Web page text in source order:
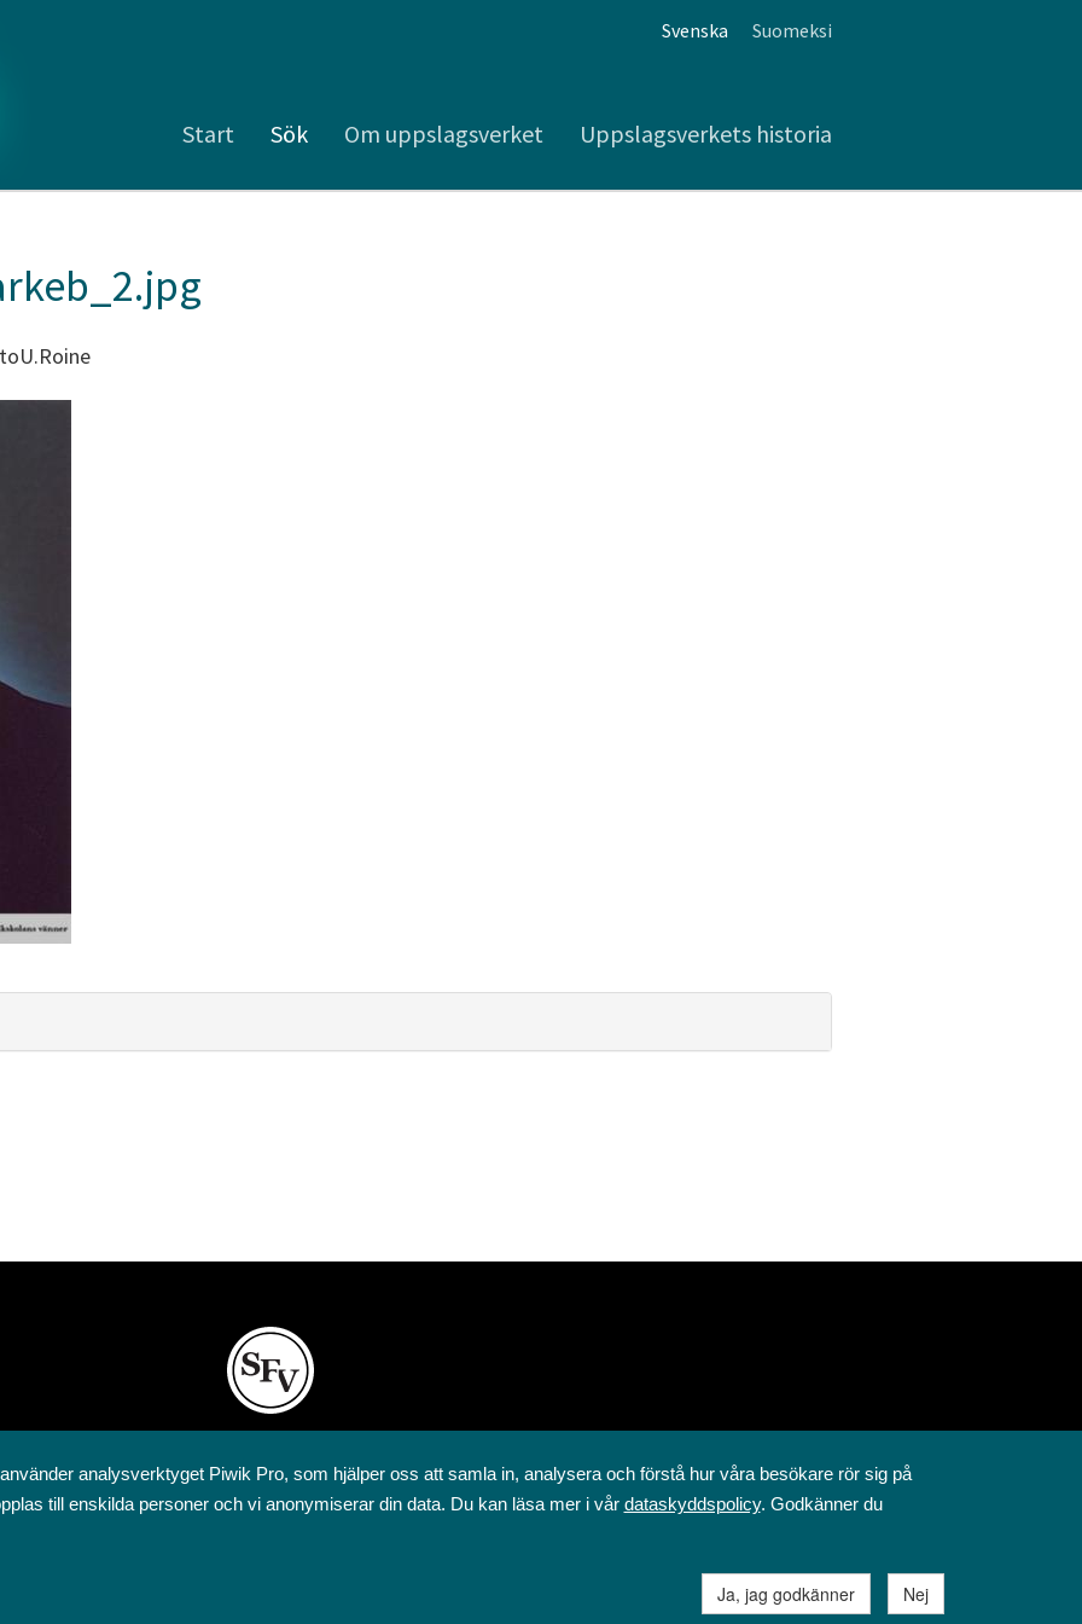
Svenska Suomeksi
Start Sök Om uppslagsverket Uppslagsverkets historia
Annegatan 12
00120 Helsingfors
analysverktyget Piwik Pro, som hjälper oss att samla in, analysera och förstå hur våra besökare rör sig på
till enskilda personer och vi anonymiserar din data. Du kan läsa mer i vår dataskyddspolicy. Godkänner du
Ja, jag godkänner Nej